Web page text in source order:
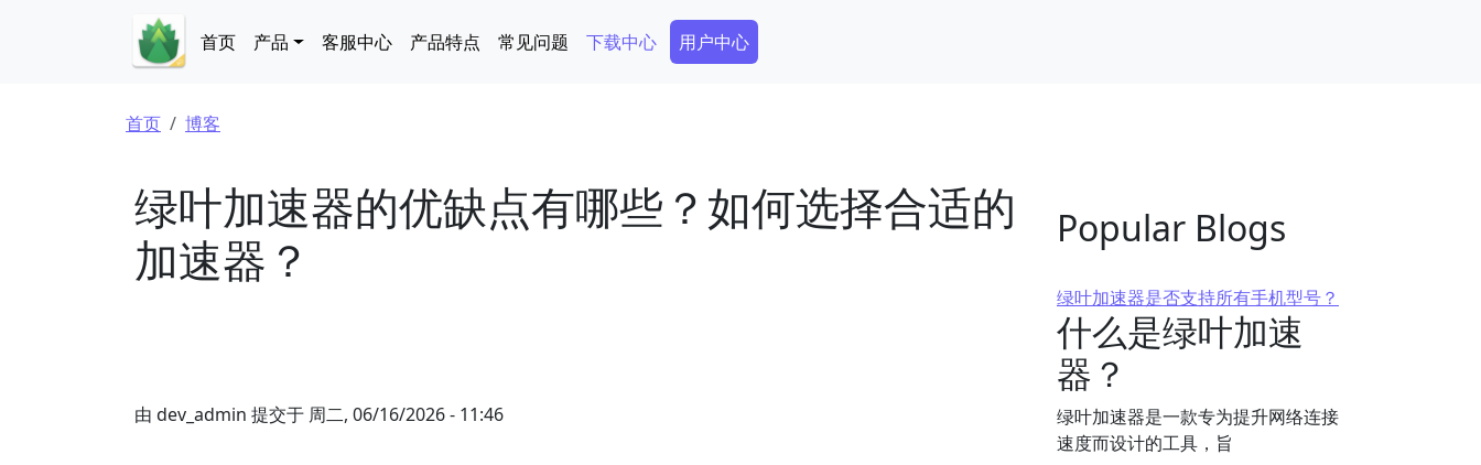
Main navigation
首页 产品 客服中心 产品特点 常见问题 下载中心 Secondary Menu
用户中心
面包屑
首页 博客
绿叶加速器的优缺点有哪些？如何选择合适的
加速器？
由 dev_admin 提交于 周二, 06/16/2026 - 11:46
Popular Blogs
绿叶加速器是否支持所有手机型号？
什么是绿叶加速
器？
绿叶加速器是一款专为提升网络连接
速度而设计的工具，旨